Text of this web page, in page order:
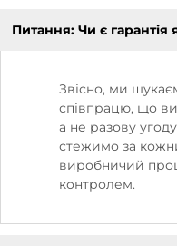
Питання: Чи є гарантія
Звісно, ми
співпрацю, що
а не разову
стежимо за
виробничий
контролем.